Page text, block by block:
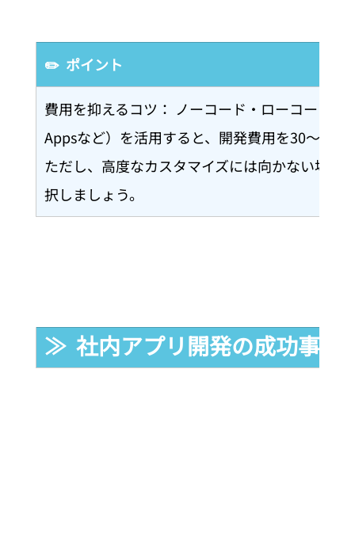
✏️  ポイント
費用を抑えるコツ： ノーコード・ローコード
Appsなど）を活用すると、開発費用を30〜
ただし、高度なカスタマイズには向かない場合
択しましょう。
≫  社内アプリ開発の成功事例